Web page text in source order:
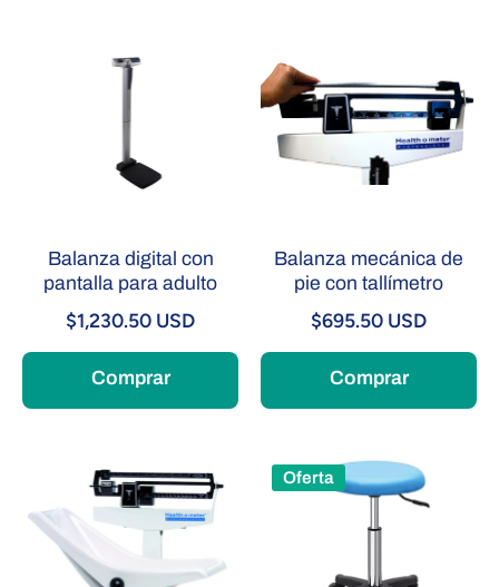
Balanza digital con
pantalla para adulto
$1,230.50 USD
Comprar
Balanza mecánica de
pie con tallímetro
$695.50 USD
Comprar
Oferta